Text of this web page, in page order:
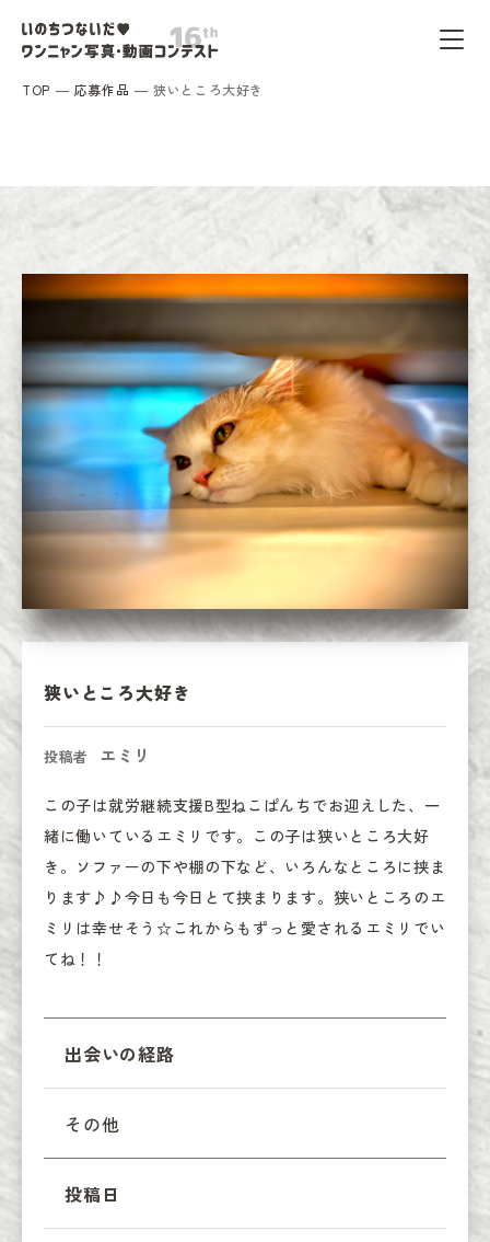
TOP 応募作品 狭いところ大好き
狭いところ大好き
投稿者 エミリ
この子は就労継続支援B型ねこぱんちでお迎えした、一
緒に働いているエミリです。この子は狭いところ大好
き。ソファーの下や棚の下など、いろんなところに挟ま
ります♪♪今日も今日とて挟まります。狭いところのエ
ミリは幸せそう☆これからもずっと愛されるエミリでい
てね！！
出会いの経路
その他
投稿日